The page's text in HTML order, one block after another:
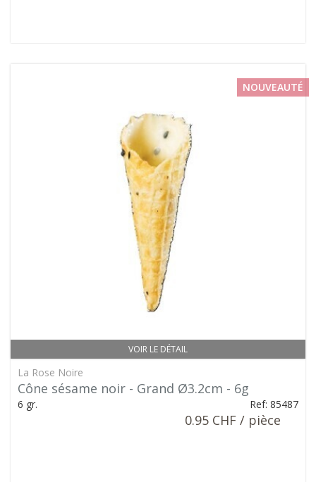
VOIR LE DÉTAIL
NOUVEAUTÉ
La Rose Noire
Cône sésame noir - Grand Ø3.2cm - 6g
6 gr. Ref: 85487
0.95 CHF / pièce